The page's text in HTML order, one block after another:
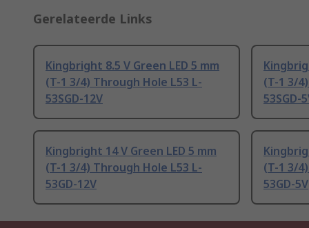
Gerelateerde Links
Kingbright 8.5 V Green LED 5 mm
(T-1 3/4) Through Hole L53 L-
53SGD-12V
(T-1 3/
53SGD-
Kingbright 14 V Green LED 5 mm
(T-1 3/4) Through Hole L53 L-
53GD-12V
(T-1 3/
53GD-5V